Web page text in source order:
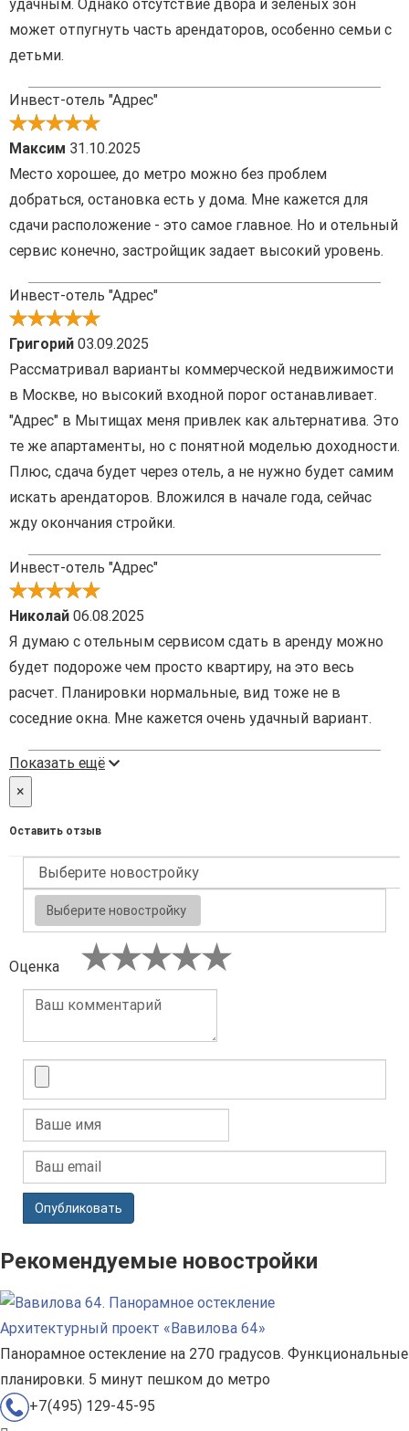
удачным. Однако отсутствие двора и зеленых зон
может отпугнуть часть арендаторов, особенно семьи с
детьми.
Инвест-отель "Адрес"
Mаксим 31.10.2025
Место хорошее, до метро можно без проблем
добраться, остановка есть у дома. Мне кажется для
сдачи расположение - это самое главное. Но и отельный
сервис конечно, застройщик задает высокий уровень.
Инвест-отель "Адрес"
Григорий 03.09.2025
Рассматривал варианты коммерческой недвижимости
в Москве, но высокий входной порог останавливает.
"Адрес" в Мытищах меня привлек как альтернатива. Это
те же апартаменты, но с понятной моделью доходности.
Плюс, сдача будет через отель, а не нужно будет самим
искать арендаторов. Вложился в начале года, сейчас
жду окончания стройки.
Инвест-отель "Адрес"
Николай 06.08.2025
Я думаю с отельным сервисом сдать в аренду можно
будет подороже чем просто квартиру, на это весь
расчет. Планировки нормальные, вид тоже не в
соседние окна. Мне кажется очень удачный вариант.
Показать ещё
×
Оставить отзыв
Выберите новостройку
Оценка
Опубликовать
Рекомендуемые новостройки
Архитектурный проект «Вавилова 64»
Панорамное остекление на 270 градусов. Функциональные
планировки. 5 минут пешком до метро
+7(495) 129-45-95